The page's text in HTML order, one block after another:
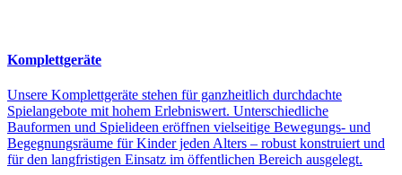
Komplettgeräte
Unsere Komplettgeräte stehen für ganzheitlich durchdachte
Spielangebote mit hohem Erlebniswert. Unterschiedliche
Bauformen und Spielideen eröffnen vielseitige Bewegungs- und
Begegnungsräume für Kinder jeden Alters – robust konstruiert und
für den langfristigen Einsatz im öffentlichen Bereich ausgelegt.